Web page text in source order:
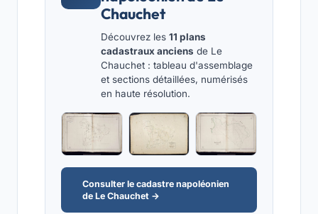
Chauchet
Découvrez les 11 plans
cadastraux anciens de Le
Chauchet : tableau d'assemblage
et sections détaillées, numérisés
en haute résolution.
Consulter le cadastre napoléonien
de Le Chauchet →